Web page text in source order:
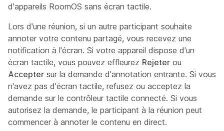
d'appareils RoomOS sans écran tactile.
Lors d'une réunion, si un autre participant souhaite
annoter votre contenu partagé, vous recevez une
notification à l'écran. Si votre appareil dispose d'un
écran tactile, vous pouvez effleurez Rejeter ou
Accepter sur la demande d'annotation entrante. Si vous
n'avez pas d'écran tactile, refusez ou acceptez la
demande sur le contrôleur tactile connecté. Si vous
autorisez la demande, le participant à la réunion peut
commencer à annoter le contenu en direct.